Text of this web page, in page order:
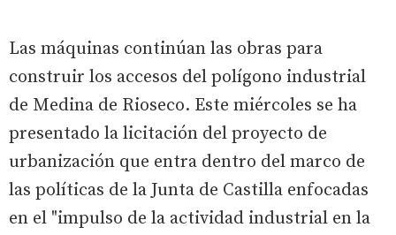
Las máquinas continúan las obras para
construir los accesos del polígono industrial
de Medina de Rioseco. Este miércoles se ha
presentado la licitación del proyecto de
urbanización que entra dentro del marco de
las políticas de la Junta de Castilla enfocadas
en el "impulso de la actividad industrial en la